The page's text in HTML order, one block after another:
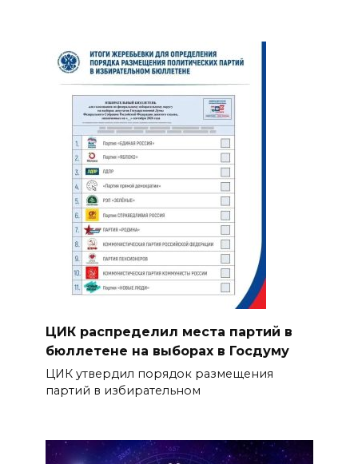
ЦИК распределил места партий в
бюллетене на выборах в Госдуму
ЦИК утвердил порядок размещения
партий в избирательном